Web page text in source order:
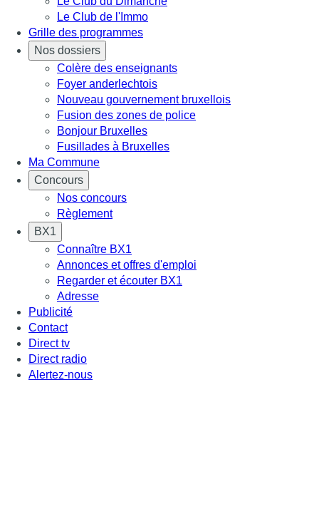
Le Club de l'Immo
Grille des programmes
Nos dossiers
Colère des enseignants
Foyer anderlechtois
Nouveau gouvernement bruxellois
Fusion des zones de police
Bonjour Bruxelles
Fusillades à Bruxelles
Ma Commune
Concours
Nos concours
Règlement
BX1
Connaître BX1
Annonces et offres d'emploi
Regarder et écouter BX1
Adresse
Publicité
Contact
Direct tv
Direct radio
Alertez-nous